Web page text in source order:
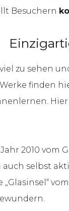
Besuchern
zu sehen
finden
2010 vom
selbst